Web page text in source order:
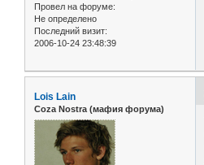
Провел на форуме:
Не определено
Последний визит:
2006-10-24 23:48:39
Lois Lain
Coza Nostra (мафия форума)